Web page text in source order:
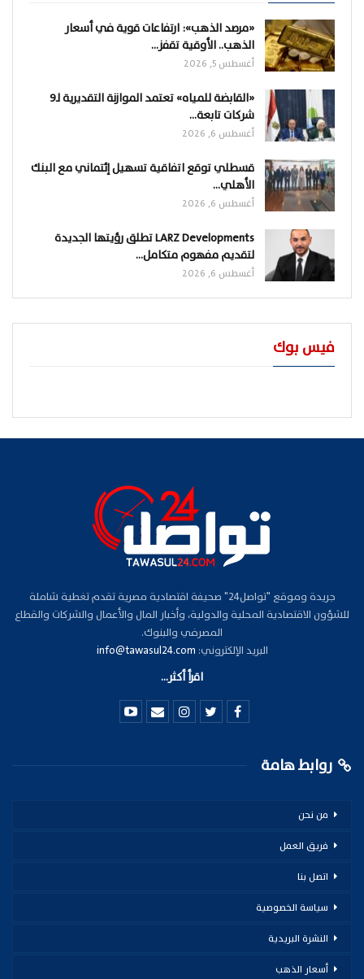
«مرصد الذهب»: ارتفاعات قوية في أسعار
الذهب.. الأوقية تقفز…
أغسطس 5, 2026
«القابضة للمياه» تعتمد الموازنة التقديرية لـ9
شركات تابعة…
أغسطس 6, 2026
قسطلي توقع اتفاقية تسهيل إئتماني مع البنك
الأهلي…
أغسطس 6, 2026
LARZ Developments تطلق رؤيتها الجديدة
لتقديم مفهوم متكامل…
أغسطس 6, 2026
فيس بوك
جريدة وموقع "تواصل24" صحيفة اقتصادية مصرية تقدم تغطية شاملة
للشؤون الاقتصادية المحلية والدولية، وأخبار المال والأعمال والشركات والقطاع
المصرفي والبنوك.
البريد الإلكتروني: info@tawasul24.com
اقرأ أكثر...
روابط هامة
من نحن
فريق العمل
اتصل بنا
سياسة الخصوصية
النشرة البريدية
أسعار الذهب